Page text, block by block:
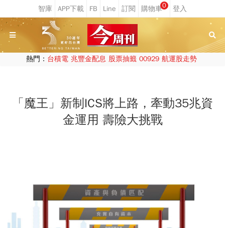
0
熱門： 台積電 兆豐金配息 股票抽籤 00929 航運股走勢
「魔王」新制ICS將上路，牽動35兆資
金運用 壽險大挑戰